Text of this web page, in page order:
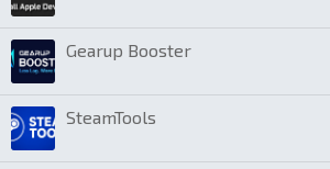
Gearup Booster
SteamTools